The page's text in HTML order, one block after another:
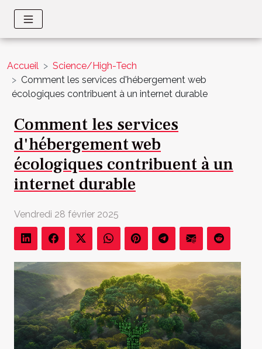
Accueil
Science/High-Tech
Comment les services d'hébergement web
écologiques contribuent à un internet durable
Comment les services
d'hébergement web
écologiques contribuent à un
internet durable
Vendredi 28 février 2025